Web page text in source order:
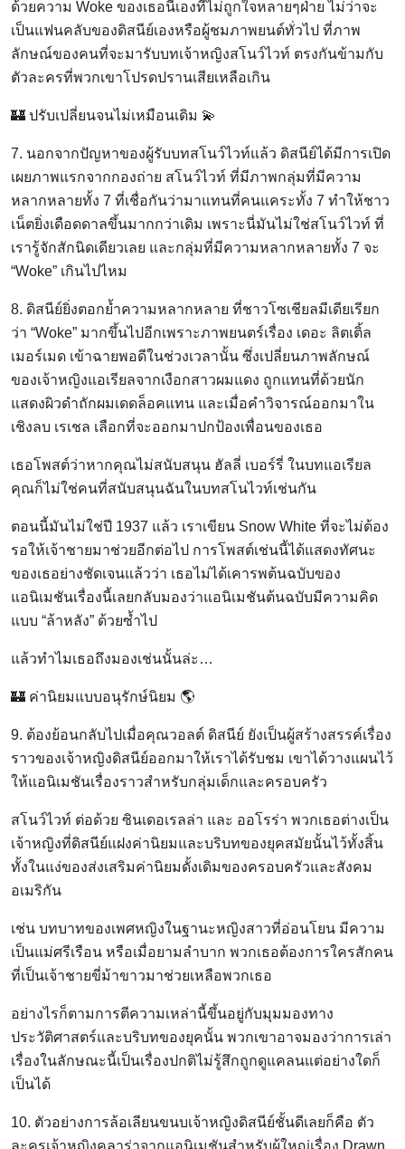
ด้วยความ Woke ของเธอนี้เองที่ไม่ถูกใจหลายๆฝ่าย ไม่ว่าจะ
เป็นแฟนคลับของดิสนีย์เองหรือผู้ชมภาพยนต์ทั่วไป ที่ภาพ
ลักษณ์ของคนที่จะมารับบทเจ้าหญิงสโนว์ไวท์ ตรงกันข้ามกับ
ตัวละครที่พวกเขาโปรดปรานเสียเหลือเกิน
🏰 ปรับเปลี่ยนจนไม่เหมือนเดิม 💫
7. นอกจากปัญหาของผู้รับบทสโนว์ไวท์แล้ว ดิสนีย์ได้มีการเปิด
เผยภาพแรกจากกองถ่าย สโนว์ไวท์ ที่มีภาพกลุ่มที่มีความ
หลากหลายทั้ง 7 ที่เชื่อกันว่ามาแทนที่คนแคระทั้ง 7 ทำให้ชาว
เน็ตยิ่งเดือดดาลขึ้นมากกว่าเดิม เพราะนี่มันไม่ใช่สโนว์ไวท์ ที่
เรารู้จักสักนิดเดียวเลย และกลุ่มที่มีความหลากหลายทั้ง 7 จะ
“Woke” เกินไปไหม
8. ดิสนีย์ยิ่งตอกย้ำความหลากหลาย ที่ชาวโซเชียลมีเดียเรียก
ว่า “Woke” มากขึ้นไปอีกเพราะภาพยนตร์เรื่อง เดอะ ลิตเติ้ล
เมอร์เมด เข้าฉายพอดีในช่วงเวลานั้น ซึ่งเปลี่ยนภาพลักษณ์
ของเจ้าหญิงแอเรียลจากเงือกสาวผมแดง ถูกแทนที่ด้วยนัก
แสดงผิวดำถักผมเดดล็อคแทน และเมื่อคำวิจารณ์ออกมาใน
เชิงลบ เรเชล เลือกที่จะออกมาปกป้องเพื่อนของเธอ
เธอโพสต์ว่าหากคุณไม่สนับสนุน ฮัลลี่ เบอร์รี่ ในบทแอเรียล
คุณก็ไม่ใช่คนที่สนับสนุนฉันในบทสโนไวท์เช่นกัน
ตอนนี้มันไม่ใช่ปี 1937 แล้ว เราเขียน Snow White ที่จะไม่ต้อง
รอให้เจ้าชายมาช่วยอีกต่อไป การโพสต์เช่นนี้ได้แสดงทัศนะ
ของเธอย่างชัดเจนแล้วว่า เธอไม่ได้เคารพต้นฉบับของ
แอนิเมชันเรื่องนี้เลยกลับมองว่าแอนิเมชันต้นฉบับมีความคิด
แบบ “ล้าหลัง” ด้วยซ้ำไป
แล้วทำไมเธอถึงมองเช่นนั้นล่ะ…
🏰 ค่านิยมแบบอนุรักษ์นิยม 🌎
9. ต้องย้อนกลับไปเมื่อคุณวอลต์ ดิสนีย์ ยังเป็นผู้สร้างสรรค์เรื่อง
ราวของเจ้าหญิงดิสนีย์ออกมาให้เราได้รับชม เขาได้วางแผนไว้
ให้แอนิเมชันเรื่องราวสำหรับกลุ่มเด็กและครอบครัว
สโนว์ไวท์ ต่อด้วย ซินเดอเรลล่า และ ออโรร่า พวกเธอต่างเป็น
เจ้าหญิงที่ดิสนีย์แฝงค่านิยมและบริบทของยุคสมัยนั้นไว้ทั้งสิ้น
ทั้งในแง่ของส่งเสริมค่านิยมดั้งเดิมของครอบครัวและสังคม
อเมริกัน
เช่น บทบาทของเพศหญิงในฐานะหญิงสาวที่อ่อนโยน มีความ
เป็นแม่ศรีเรือน หรือเมื่อยามลำบาก พวกเธอต้องการใครสักคน
ที่เป็นเจ้าชายขี่ม้าขาวมาช่วยเหลือพวกเธอ
อย่างไรก็ตามการตีความเหล่านี้ขึ้นอยู่กับมุมมองทาง
ประวัติศาสตร์และบริบทของยุคนั้น พวกเขาอาจมองว่าการเล่า
เรื่องในลักษณะนี้เป็นเรื่องปกติไม่รู้สึกถูกดูแคลนแต่อย่างใดก็
เป็นได้
10. ตัวอย่างการล้อเลียนขนบเจ้าหญิงดิสนีย์ชั้นดีเลยก็คือ ตัว